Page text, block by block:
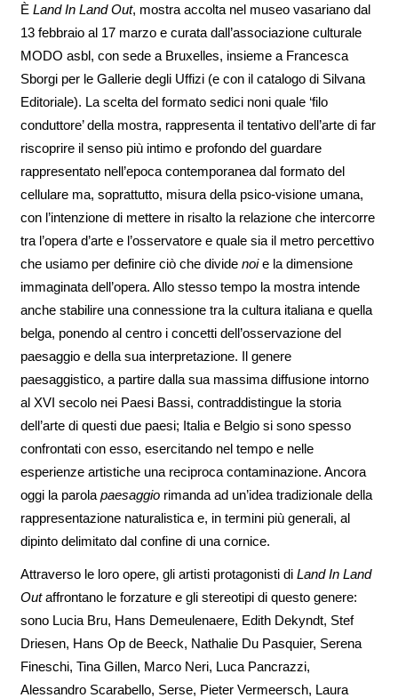
È Land In Land Out, mostra accolta nel museo vasariano dal
13 febbraio al 17 marzo e curata dall’associazione culturale
MODO asbl, con sede a Bruxelles, insieme a Francesca
Sborgi per le Gallerie degli Uffizi (e con il catalogo di Silvana
Editoriale). La scelta del formato sedici noni quale ‘filo
conduttore’ della mostra, rappresenta il tentativo dell’arte di far
riscoprire il senso più intimo e profondo del guardare
rappresentato nell’epoca contemporanea dal formato del
cellulare ma, soprattutto, misura della psico-visione umana,
con l’intenzione di mettere in risalto la relazione che intercorre
tra l’opera d’arte e l’osservatore e quale sia il metro percettivo
che usiamo per definire ciò che divide noie la dimensione
immaginata dell’opera. Allo stesso tempo la mostra intende
anche stabilire una connessione tra la cultura italiana e quella
belga, ponendo al centro i concetti dell’osservazione del
paesaggio e della sua interpretazione. Il genere
paesaggistico, a partire dalla sua massima diffusione intorno
al XVI secolo nei Paesi Bassi, contraddistingue la storia
dell’arte di questi due paesi; Italia e Belgio si sono spesso
confrontati con esso, esercitando nel tempo e nelle
esperienze artistiche una reciproca contaminazione. Ancora
oggi la parola paesaggio rimanda ad un’idea tradizionale della
rappresentazione naturalistica e, in termini più generali, al
dipinto delimitato dal confine di una cornice.
Attraverso le loro opere, gli artisti protagonisti di Land In Land
Outaffrontano le forzature e gli stereotipi di questo genere:
sono Lucia Bru, Hans Demeulenaere, Edith Dekyndt, Stef
Driesen, Hans Op de Beeck, Nathalie Du Pasquier, Serena
Fineschi, Tina Gillen, Marco Neri, Luca Pancrazzi,
Alessandro Scarabello, Serse, Pieter Vermeersch, Laura